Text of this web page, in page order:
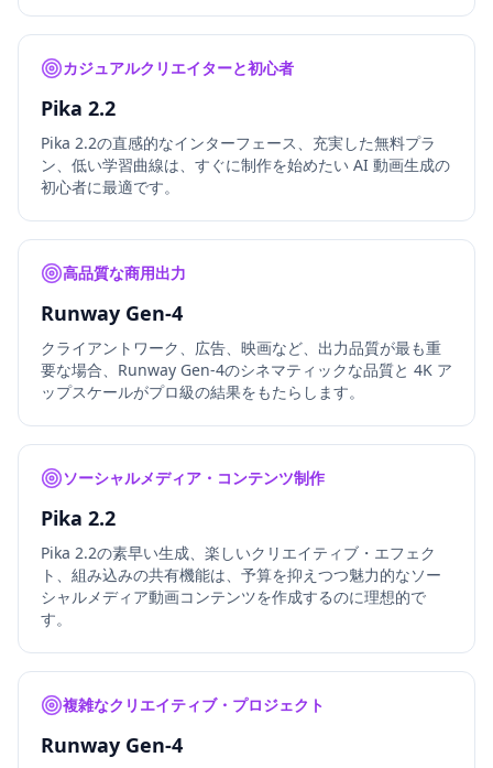
カジュアルクリエイターと初心者
Pika 2.2
Pika 2.2の直感的なインターフェース、充実した無料プラ
ン、低い学習曲線は、すぐに制作を始めたい AI 動画生成の
初心者に最適です。
高品質な商用出力
Runway Gen-4
クライアントワーク、広告、映画など、出力品質が最も重
要な場合、Runway Gen-4のシネマティックな品質と 4K ア
ップスケールがプロ級の結果をもたらします。
ソーシャルメディア・コンテンツ制作
Pika 2.2
Pika 2.2の素早い生成、楽しいクリエイティブ・エフェク
ト、組み込みの共有機能は、予算を抑えつつ魅力的なソー
シャルメディア動画コンテンツを作成するのに理想的で
す。
複雑なクリエイティブ・プロジェクト
Runway Gen-4